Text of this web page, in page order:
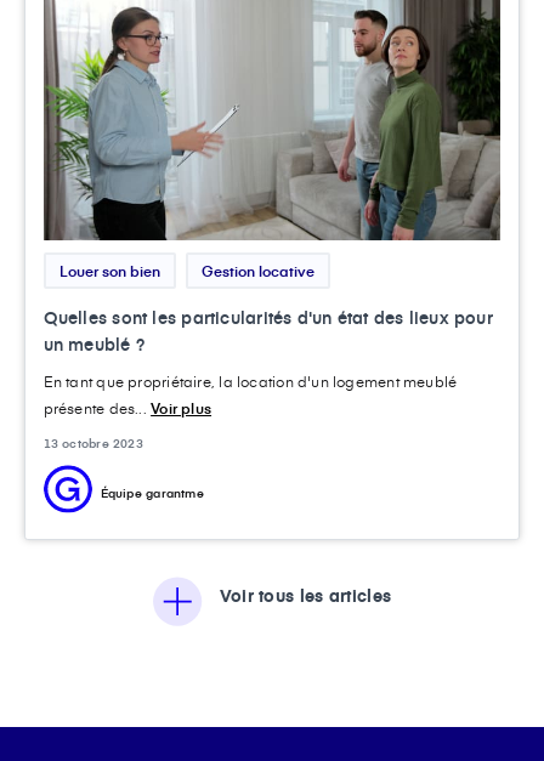
Louer son bien Gestion locative
Quelles sont les particularités d'un état des lieux pour
un meublé ?
En tant que propriétaire, la location d'un logement meublé
présente des...Voir plus
13 octobre 2023
Équipe garantme
Voir tous les articles